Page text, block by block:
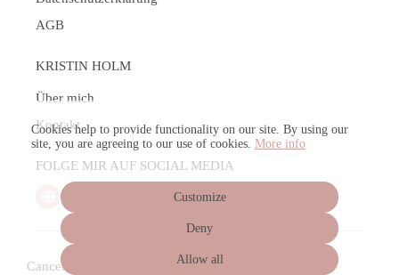
AGB
KRISTIN HOLM
Über mich
Kontakt
FOLGE MIR AUF SOCIAL MEDIA
Cancel subscription Cancel order
Cookies help to provide functionality on our site. By using our
site, you are agreeing to our use of cookies. More info
Customize
Deny
Allow all